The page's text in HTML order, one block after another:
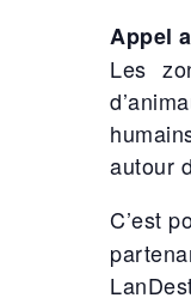
Appel
Les
autour
C’est